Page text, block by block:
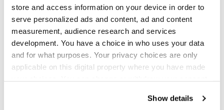
store and access information on your device in order to
serve personalized ads and content, ad and content
measurement, audience research and services
development. You have a choice in who uses your data
and for what purposes. Your privacy choices are only
applicable on this digital property where you have made
Show details
s'est orientée vers la production de pots
d'échappement pour motos.
Les échappements MIVV se distinguent par
l'utilisation de matériaux innovants et un design
soigné qui rehausse considérablement